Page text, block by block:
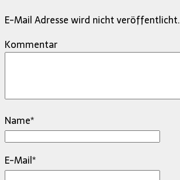
E-Mail Adresse wird nicht veröffentlicht.
Kommentar
Name*
E-Mail*